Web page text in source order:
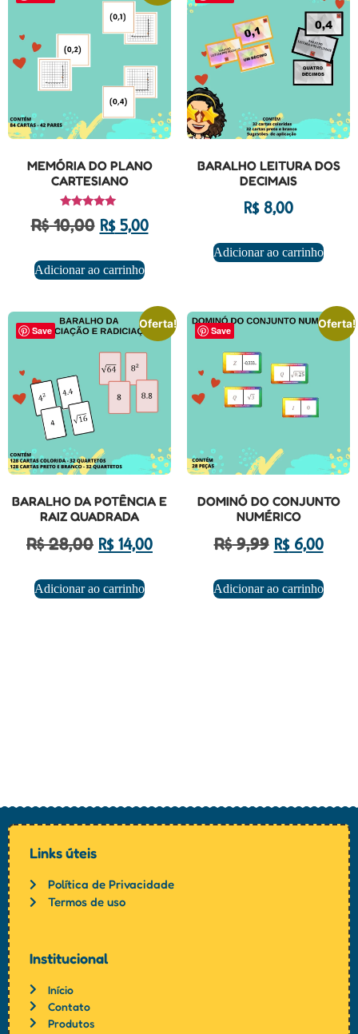
MEMÓRIA DO PLANO
CARTESIANO
Avaliação
5.00
de 5
R$10,00 R$5,00
Adicionar ao carrinho
BARALHO LEITURA DOS
DECIMAIS
R$8,00
Adicionar ao carrinho
Save
Oferta!
BARALHO DA POTÊNCIA E
RAIZ QUADRADA
R$28,00 R$14,00
Adicionar ao carrinho
Save
Oferta!
DOMINÓ DO CONJUNTO
NUMÉRICO
R$9,99 R$6,00
Adicionar ao carrinho
Links úteis
Política de Privacidade
Termos de uso
Institucional
Início
Contato
Produtos